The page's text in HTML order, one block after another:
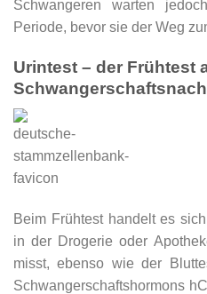
Schwangeren warten
Periode, bevor sie der Weg
Urintest – der Frühtest
Beim Frühtest handelt es
in der Drogerie oder
misst, ebenso wie der
Schwangerschaftshormons